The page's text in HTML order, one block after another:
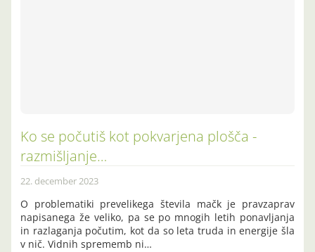
Ko se počutiš kot pokvarjena plošča -
razmišljanje…
22. december 2023
O problematiki prevelikega števila mačk je pravzaprav
napisanega že veliko, pa se po mnogih letih ponavljanja
in razlaganja počutim, kot da so leta truda in energije šla
v nič. Vidnih sprememb ni…